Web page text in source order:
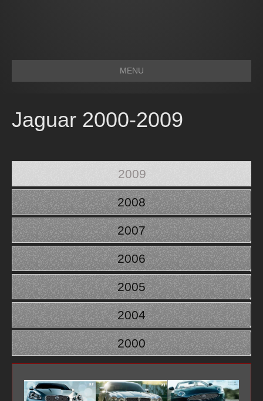
MENU
Jaguar 2000-2009
2009
2008
2007
2006
2005
2004
2000